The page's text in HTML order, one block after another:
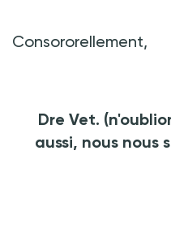
Consororellement,
Dre Vet.
aussi, nous nous